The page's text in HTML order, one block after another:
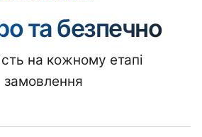
та безпечно
на кожному етапі
замовлення